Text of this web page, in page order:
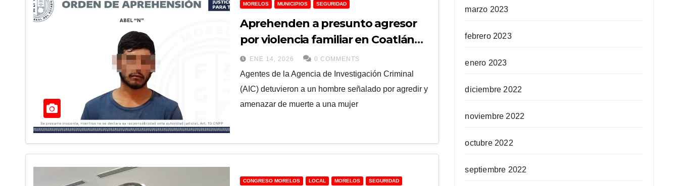
MORELOS MUNICIPIOS SEGURIDAD
Aprehenden a presunto agresor
por violencia familiar en Coatlán
del Río
ENE 14, 2026 0 COMMENTS
Agentes de la Agencia de Investigación Criminal
(AIC) detuvieron a un hombre señalado por agredir y
amenazar de muerte a una mujer
CONGRESO MORELOS LOCAL MORELOS SEGURIDAD
marzo 2023
febrero 2023
enero 2023
diciembre 2022
noviembre 2022
octubre 2022
septiembre 2022